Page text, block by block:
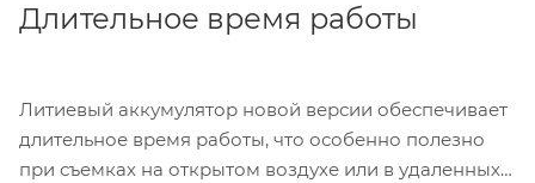
Длительное время работы
Литиевый аккумулятор новой версии обеспечивает
длительное время работы, что особенно полезно
при съемках на открытом воздухе или в удаленных